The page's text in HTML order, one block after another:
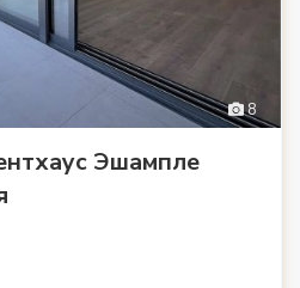
8
Эшампле